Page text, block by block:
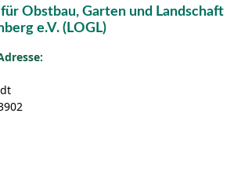
Obstbau, Garten und Landschaft
e.V. (LOGL)